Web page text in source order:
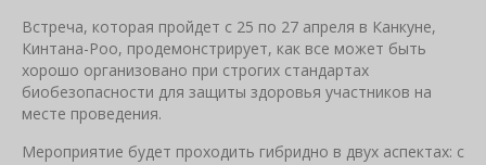
Встреча, которая пройдет с 25 по 27 апреля в Канкуне,
Кинтана-Роо, продемонстрирует, как все может быть
хорошо организовано при строгих стандартах
биобезопасности для защиты здоровья участников на
месте проведения.
Мероприятие будет проходить гибридно в двух аспектах: с